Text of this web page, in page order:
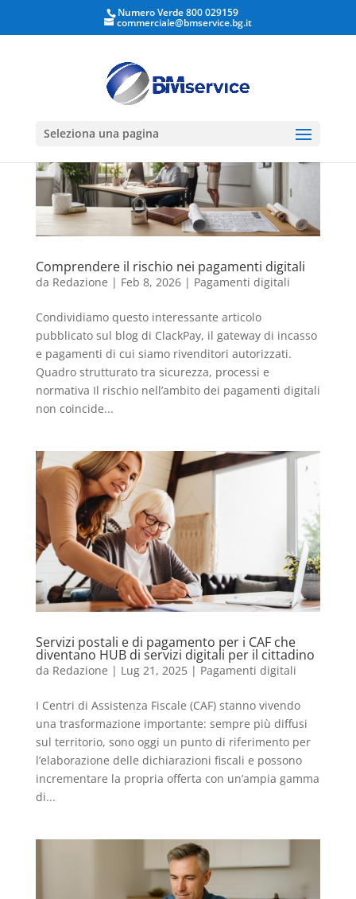
Apri la barra degli strumenti
Numero Verde 800 029159
commerciale@bmservice.bg.it
Seleziona una pagina
Comprendere il rischio nei pagamenti digitali
da Redazione | Feb 8, 2026| Pagamenti digitali
Condividiamo questo interessante articolo
pubblicato sul blog di ClackPay, il gateway di incasso
e pagamenti di cui siamo rivenditori autorizzati.
Quadro strutturato tra sicurezza, processi e
normativa Il rischio nell’ambito dei pagamenti digitali
non coincide...
Servizi postali e di pagamento per i CAF che
diventano HUB di servizi digitali per il cittadino
da Redazione | Lug 21, 2025| Pagamenti digitali
I Centri di Assistenza Fiscale (CAF) stanno vivendo
una trasformazione importante: sempre più diffusi
sul territorio, sono oggi un punto di riferimento per
l’elaborazione delle dichiarazioni fiscali e possono
incrementare la propria offerta con un’ampia gamma
di...